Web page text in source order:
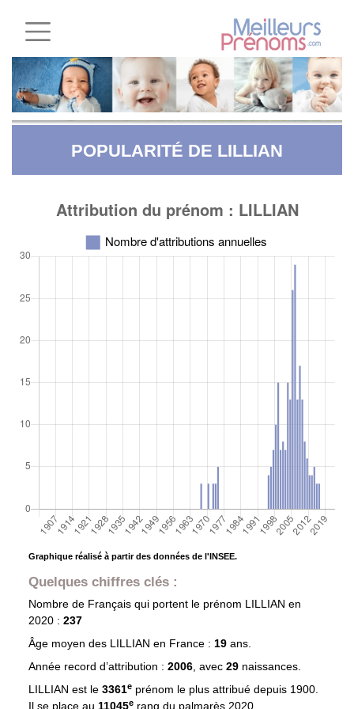
POPULARITÉ DE LILLIAN
Graphique réalisé à partir des données de l'INSEE.
Quelques chiffres clés :
Nombre de Français qui portent le prénom LILLIAN en
2020 : 237
Âge moyen des LILLIAN en France : 19 ans.
Année record d’attribution : 2006, avec 29 naissances.
LILLIAN est le 3361eprénom le plus attribué depuis 1900.
Il se place au 11045e rang du palmarès 2020.